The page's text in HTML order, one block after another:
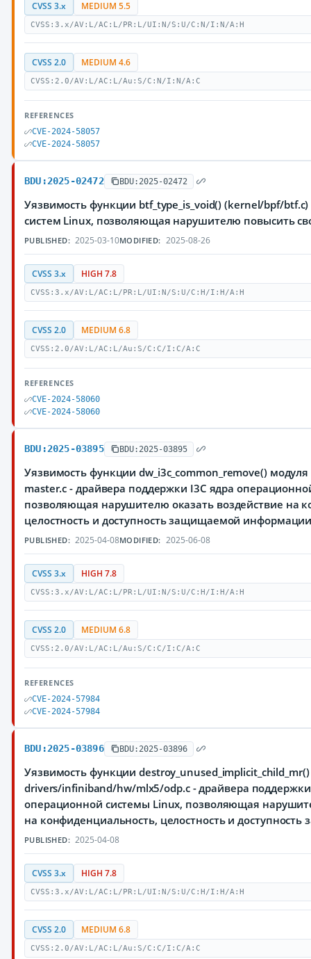
CVSS 3.x MEDIUM 5.5
CVSS:3.x/AV:L/AC:L/PR:L/UI:N/S:U/C:N/I:N/A:H
CVSS 2.0 MEDIUM 4.6
CVSS:2.0/AV:L/AC:L/Au:S/C:N/I:N/A:C
REFERENCES
CVE-2024-58057
CVE-2024-58057
BDU:2025-02472 BDU:2025-02472
Уязвимость функции btf_type_is_void() (kernel/bpf/
систем Linux, позволяющая нарушителю повысить
PUBLISHED: 2025-03-10MODIFIED: 2025-08-26
CVSS 3.x HIGH 7.8
CVSS:3.x/AV:L/AC:L/PR:L/UI:N/S:U/C:H/I:H/A:H
CVSS 2.0 MEDIUM 6.8
CVSS:2.0/AV:L/AC:L/Au:S/C:C/I:C/A:C
REFERENCES
CVE-2024-58060
CVE-2024-58060
BDU:2025-03895 BDU:2025-03895
Уязвимость функции dw_i3c_common_remove()
master.c - драйвера поддержки I3C ядра
позволяющая нарушителю оказать воздействие на
целостность и доступность защищаемой
PUBLISHED: 2025-04-08MODIFIED: 2025-06-08
CVSS 3.x HIGH 7.8
CVSS:3.x/AV:L/AC:L/PR:L/UI:N/S:U/C:H/I:H/A:H
CVSS 2.0 MEDIUM 6.8
CVSS:2.0/AV:L/AC:L/Au:S/C:C/I:C/A:C
REFERENCES
CVE-2024-57984
CVE-2024-57984
BDU:2025-03896 BDU:2025-03896
Уязвимость функции
drivers/infiniband/hw/mlx5/odp.c - драйвера
операционной системы Linux, позволяющая
на конфиденциальность, целостность и
PUBLISHED: 2025-04-08
CVSS 3.x HIGH 7.8
CVSS:3.x/AV:L/AC:L/PR:L/UI:N/S:U/C:H/I:H/A:H
CVSS 2.0 MEDIUM 6.8
CVSS:2.0/AV:L/AC:L/Au:S/C:C/I:C/A:C